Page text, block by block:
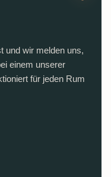
und wir melden uns,
einem unserer
für jeden Rum